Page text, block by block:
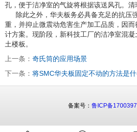
孔，便于洁净室的气旋将根据该送风孔。清
除此之外，华夫板务必具备充足的抗压
重，并抑止微震动危害生产加工品质，因
计方案。现阶段，新科技工厂的洁净室混
土楼板。
上一条： 奇氏筒的应用场景
下一条： 将SMC华夫板固定不动的方法是什
备案号： 鲁ICP备